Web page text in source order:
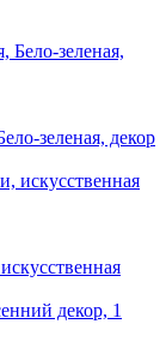
зеленая, декор